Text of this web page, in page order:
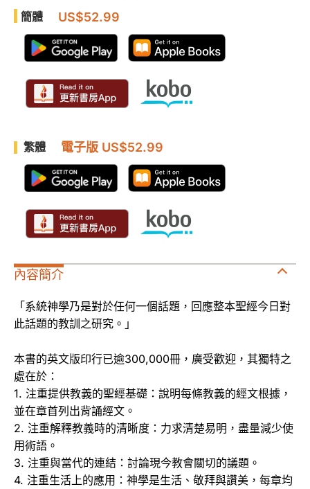
簡體 US$52.99
繁體 電子版 US$52.99
內容簡介
「系統神學乃是對於任何一個話題，回應整本聖經今日對
此話題的教訓之研究。」
本書的英文版印行已逾300,000冊，廣受歡迎，其獨特之
處在於：
1. 注重提供教義的聖經基礎：說明每條教義的經文根據，
並在章首列出背誦經文。
2. 注重解釋教義時的清晰度：力求清楚易明，盡量減少使
用術語。
3. 注重與當代的連結：討論現今教會關切的議題。
4. 注重生活上的應用：神學是生活、敬拜與讚美，每章均